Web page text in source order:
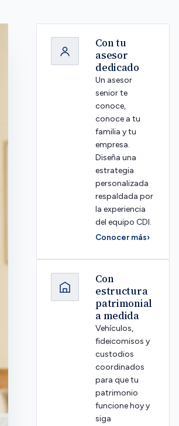
Con tu
asesor
dedicado
Un asesor
senior te
conoce,
conoce a tu
familia y tu
empresa.
Diseña una
estrategia
personalizada
respaldada por
la experiencia
del equipo CDI.
Conocer más›
Con
estructura
patrimonial
a medida
Vehículos,
fideicomisos y
custodios
coordinados
para que tu
patrimonio
funcione hoy y
siga